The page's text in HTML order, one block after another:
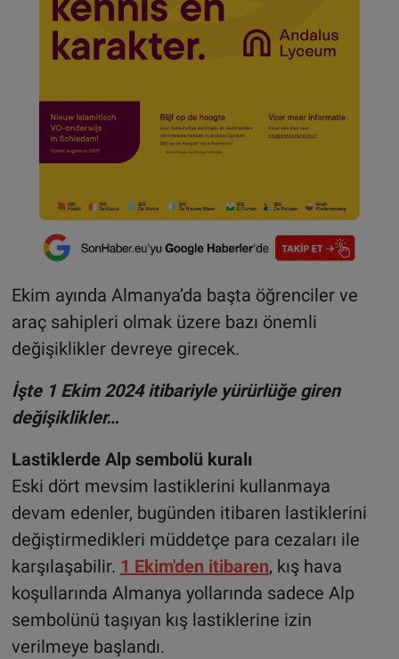
Ekim ayında Almanya’da başta öğrenciler ve
araç sahipleri olmak üzere bazı önemli
değişiklikler devreye girecek.
İşte 1 Ekim 2024 itibariyle yürürlüğe giren
değişiklikler…
Lastiklerde Alp sembolü kuralı
Eski dört mevsim lastiklerini kullanmaya
devam edenler, bugünden itibaren lastiklerini
değiştirmedikleri müddetçe para cezaları ile
karşılaşabilir. 1 Ekim'den itibaren, kış hava
koşullarında Almanya yollarında sadece Alp
sembolünü taşıyan kış lastiklerine izin
verilmeye başlandı.